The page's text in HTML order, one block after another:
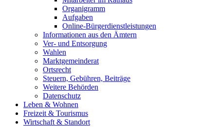
Organigramm
Aufgaben
Online-Bürgerdienstleistungen
Informationen aus den Ämtern
Ver- und Entsorgung
Wahlen
Marktgemeinderat
Ortsrecht
Steuern, Gebühren, Beiträge
Weitere Behörden
Datenschutz
Leben & Wohnen
Freizeit & Tourismus
Wirtschaft & Standort